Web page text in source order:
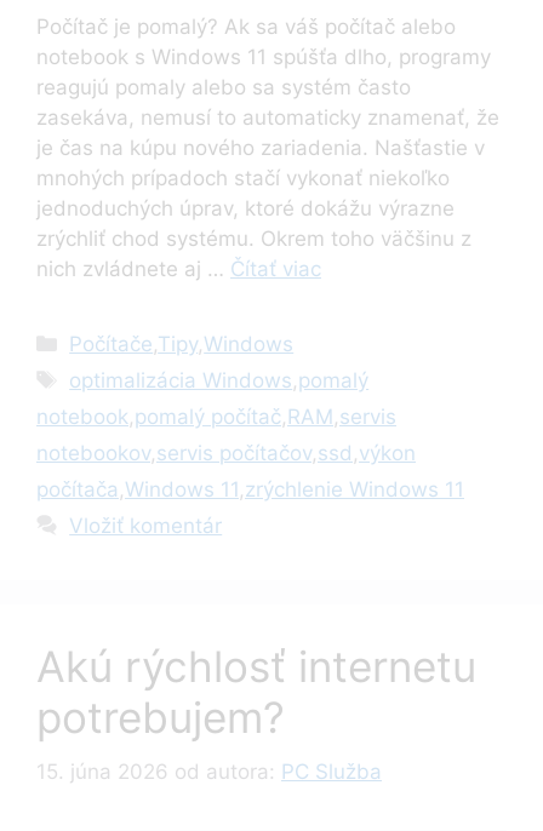
Počítač je pomalý? Ak sa váš počítač alebo
notebook s Windows 11 spúšťa dlho, programy
reagujú pomaly alebo sa systém často
zasekáva, nemusí to automaticky znamenať, že
je čas na kúpu nového zariadenia. Našťastie v
mnohých prípadoch stačí vykonať niekoľko
jednoduchých úprav, ktoré dokážu výrazne
zrýchliť chod systému. Okrem toho väčšinu z
nich zvládnete aj … Čítať viac
Kategórie
Počítače,Tipy,Windows
Značky
optimalizácia Windows,pomalý
notebook,pomalý počítač, RAM ,servis
notebookov,servis počítačov,ssd ,výkon
počítača ,Windows 11 ,zrýchlenie Windows 11
Vložiť komentár
Akú rýchlosť internetu
potrebujem?
15. júna 2026 od autora: PC Služba